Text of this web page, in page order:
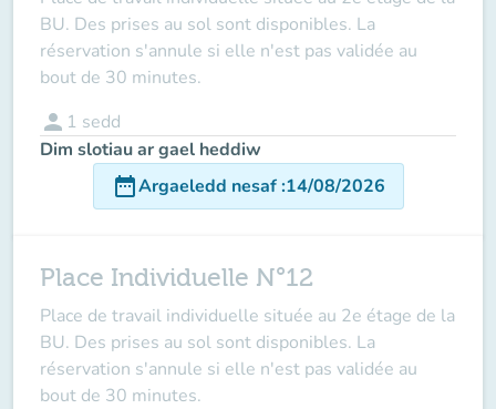
BU. Des prises au sol sont disponibles. La
réservation s'annule si elle n'est pas validée au
bout de 30 minutes.
person 1 sedd
Dim slotiau ar gael heddiw
date_rangeArgaeledd nesaf:14/08/2026
Place Individuelle N°12
Place de travail individuelle située au 2e étage de la
BU. Des prises au sol sont disponibles. La
réservation s'annule si elle n'est pas validée au
bout de 30 minutes.